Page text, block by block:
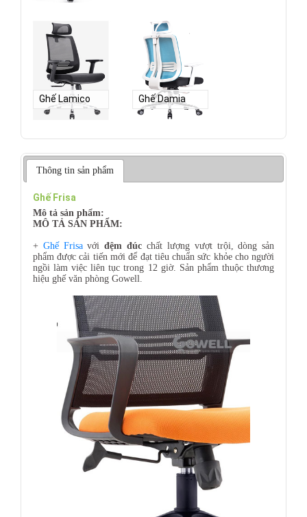
Ghế Lamico Ghế Damia
Thông tin sản phẩm
Ghế Frisa
Mô tả sản phẩm:
MÔ TẢ SẢN PHẨM:
+ Ghế Frisavớiđệm đúc chất lượng vượt trội, dòng sản
phẩm được cải tiến mới để đạt tiêu chuẩn sức khỏe cho người
ngồi làm việc liên tục trong 12 giờ. Sản phẩm thuộc thương
hiệu ghế văn phòng Gowell.